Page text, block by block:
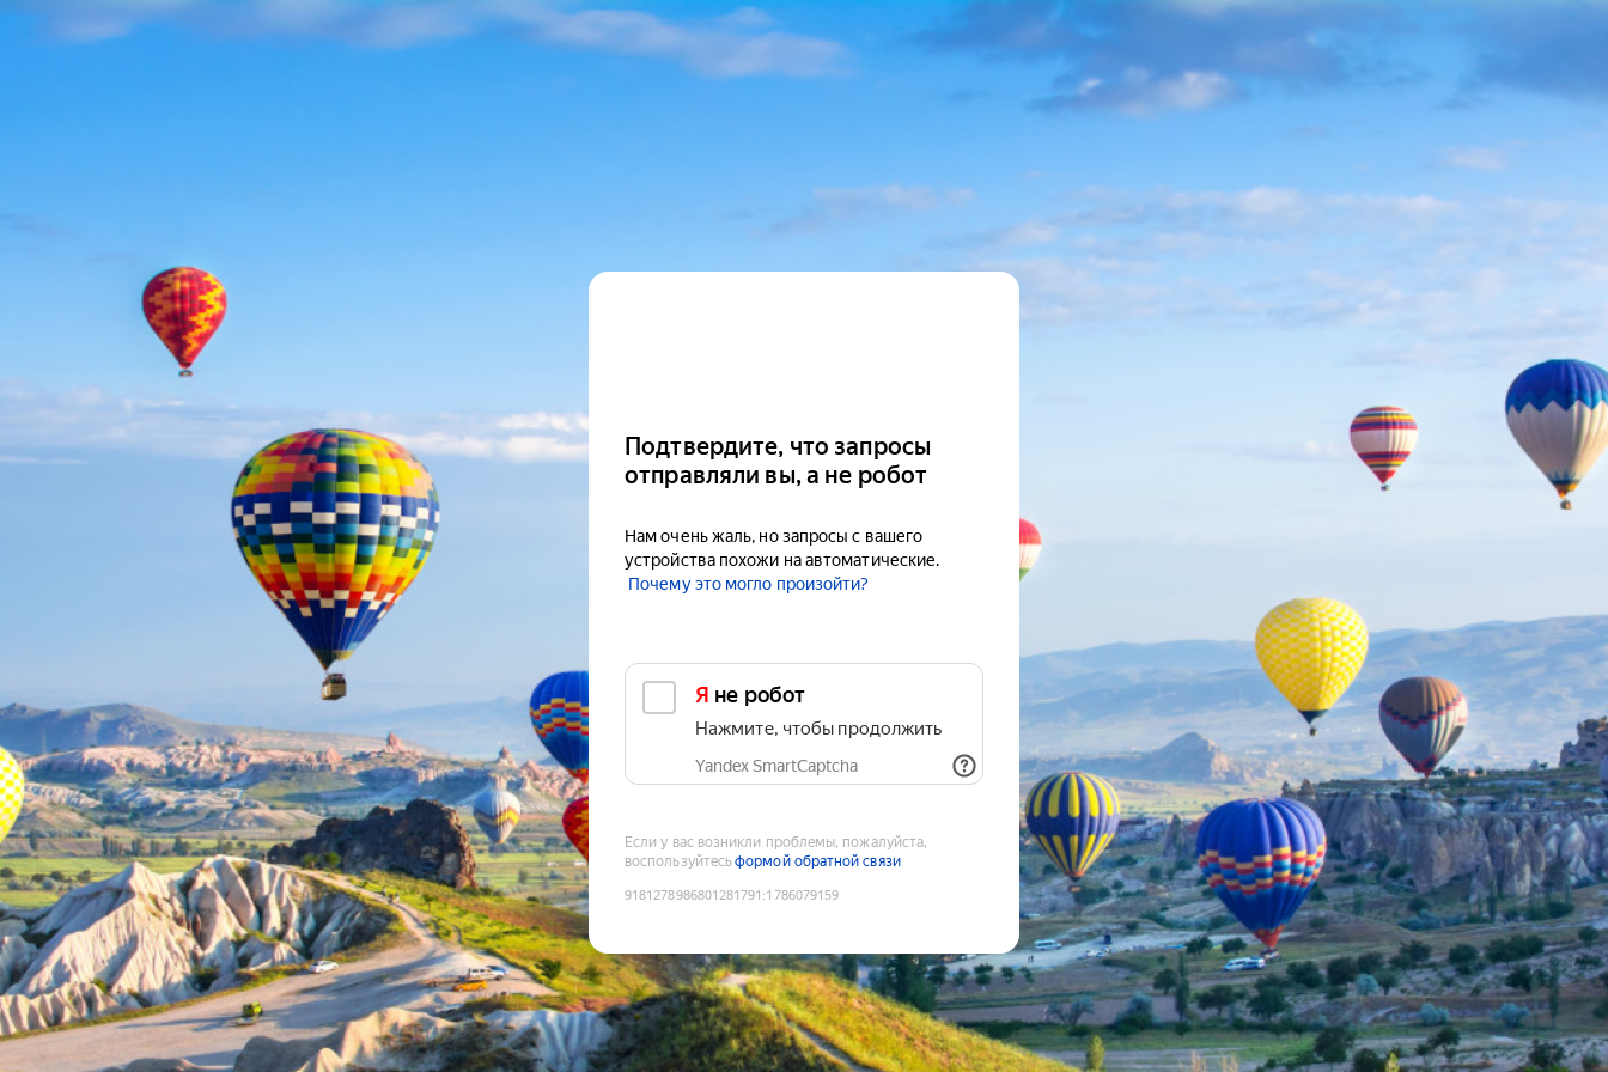
Подтвердите, что запросы
отправляли вы, а не робот
Нам очень жаль, но запросы с вашего
устройства похожи на автоматические.
Почему это могло произойти?
Я не робот
Нажмите, чтобы продолжить
Yandex SmartCaptcha
Если у вас возникли проблемы, пожалуйста,
воспользуйтесьформой обратной связи
9181278986801281791 :1786079159